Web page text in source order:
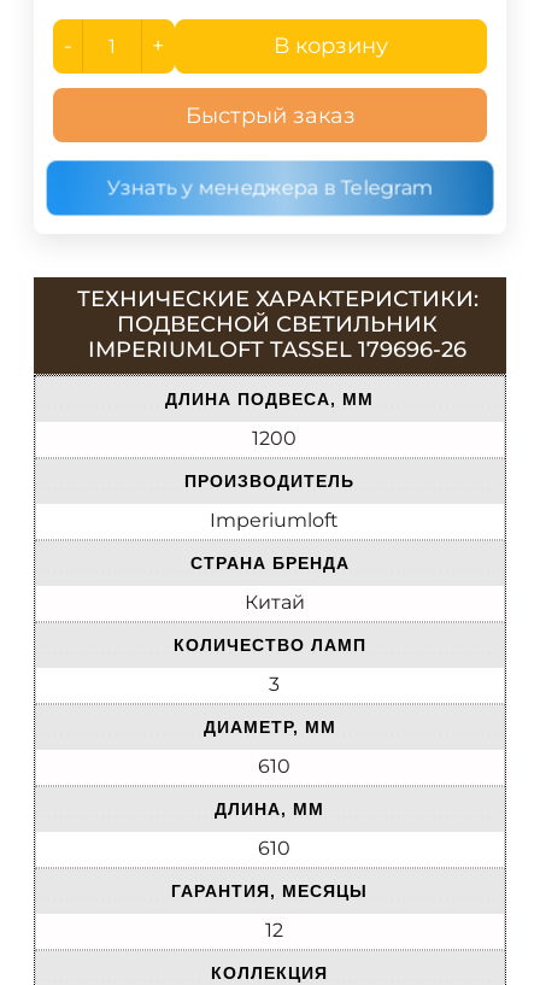
- + В корзину
Быстрый заказ
Узнать у менеджера в Telegram
ТЕХНИЧЕСКИЕ ХАРАКТЕРИСТИКИ:
ПОДВЕСНОЙ СВЕТИЛЬНИК
IMPERIUMLOFT TASSEL 179696-26
ДЛИНА ПОДВЕСА, ММ
1200
ПРОИЗВОДИТЕЛЬ
Imperiumloft
СТРАНА БРЕНДА
Китай
КОЛИЧЕСТВО ЛАМП
3
ДИАМЕТР, ММ
610
ДЛИНА, ММ
610
ГАРАНТИЯ, МЕСЯЦЫ
12
КОЛЛЕКЦИЯ